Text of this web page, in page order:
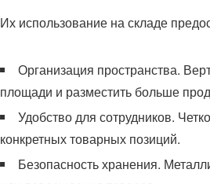
Их использование на складе
Организация пространства.
площади и разместить больше
Удобство для сотрудников.
конкретных товарных позиций.
Безопасность хранения.